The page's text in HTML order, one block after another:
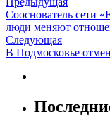
Сооснователь сети
люди меняют
Следующая
В Подмосковье